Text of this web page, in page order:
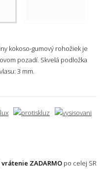
kokoso-gumový rohožiek je
pozadí. Skvelá podložka
3 mm.
ZADARMO po celej SR